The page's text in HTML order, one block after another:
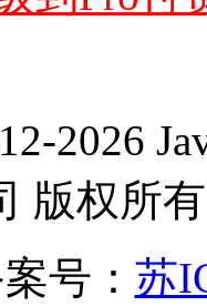
2026
版权所有
号： 苏